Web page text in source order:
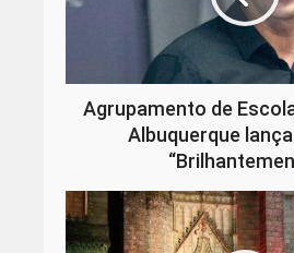
Agrupamento de
Albuquerque